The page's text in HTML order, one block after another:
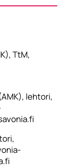
TtM,
lehtori,